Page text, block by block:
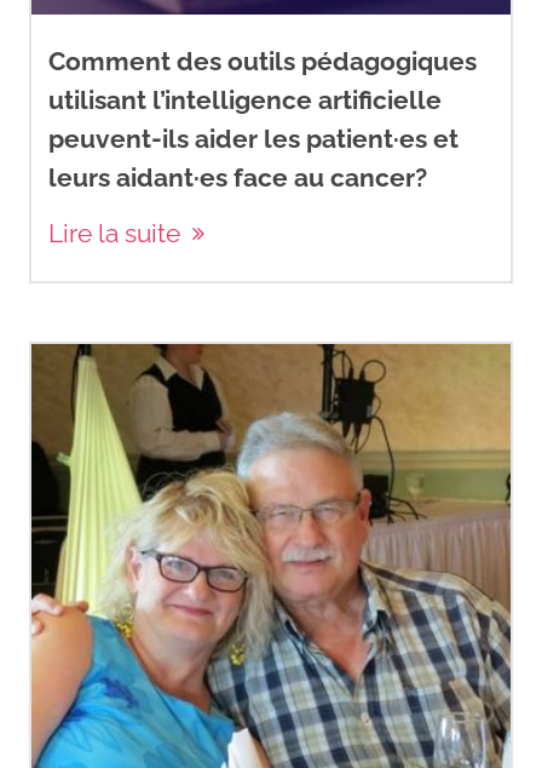
Comment des outils pédagogiques
utilisant l’intelligence artificielle
peuvent-ils aider les patient·es et
leurs aidant·es face au cancer?
Lire la suite